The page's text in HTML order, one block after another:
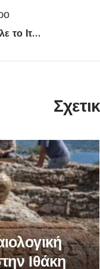
Σέρτζιο Λεόνε: Έβαλε το Ιταλικό Στυλ στην Άγρια Δύση
Ιθάκη